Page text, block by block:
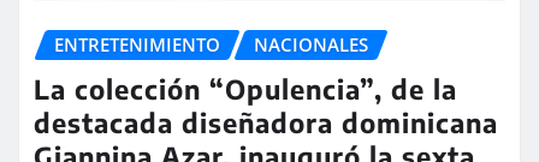
ENTRETENIMIENTO NACIONALES
La colección “Opulencia”, de la
destacada diseñadora dominicana